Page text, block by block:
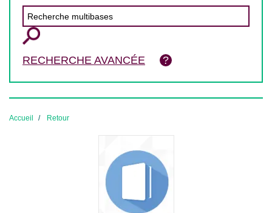
RECHERCHE AVANCÉE
Accueil Retour